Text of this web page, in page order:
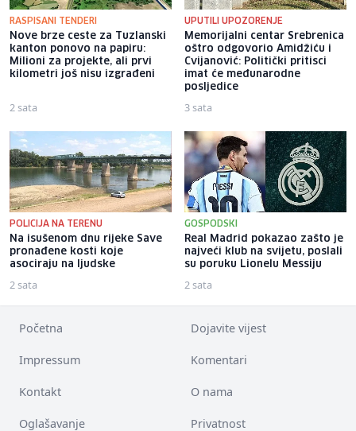
RASPISANI TENDERI
Nove brze ceste za Tuzlanski
kanton ponovo na papiru:
Milioni za projekte, ali prvi
kilometri još nisu izgrađeni
2 sata
UPUTILI UPOZORENJE
Memorijalni centar Srebrenica
oštro odgovorio Amidžiću i
Cvijanović: Politički pritisci
imat će međunarodne
posljedice
3 sata
POLICIJA NA TERENU
Na isušenom dnu rijeke Save
pronađene kosti koje
asociraju na ljudske
2 sata
GOSPODSKI
Real Madrid pokazao zašto je
najveći klub na svijetu, poslali
su poruku Lionelu Messiju
2 sata
Početna Dojavite vijest
Impressum Komentari
Kontakt O nama
Oglašavanje Privatnost